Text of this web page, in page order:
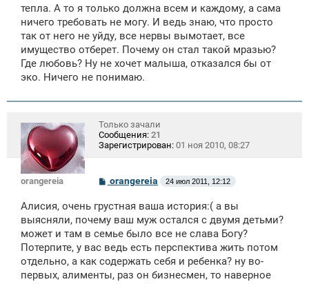
тепла. А то я только должна всем и каждому, а сама
ничего требовать не могу. И ведь знаю, что просто
так от него не уйду, все нервы вымотает, все
имущество отберет. Почему он стал такой мразью?
Где любовь? Ну не хочет малыша, отказался бы от
эко. Ничего не понимаю.
orangereia
Только зачали
Сообщения: 21
Зарегистрирован: 01 ноя 2010, 08:27
С
о
б
щ
е
н
и
orangereia 24 июл 2011, 12:12
Алисия, очень грустная ваша история:( а вы
выясняли, почему ваш муж остался с двумя детьми?
может и там в семье было все не слава Богу?
Потерпите, у вас ведь есть перспектива жить потом
отдельно, а как содержать себя и ребенка? ну во-
первых, алименты, раз он бизнесмен, то наверное